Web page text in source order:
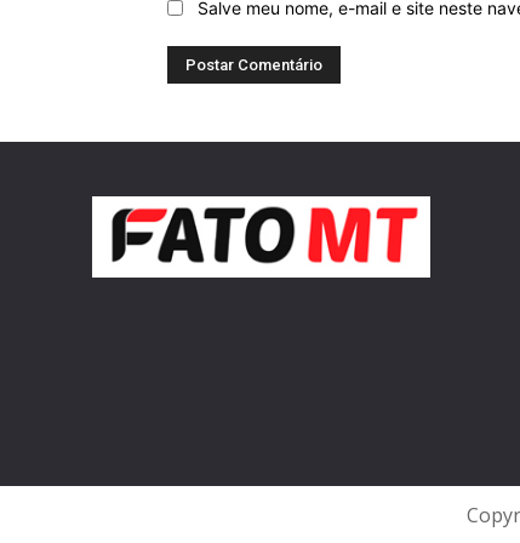
Salve meu nome, e-mail e site neste